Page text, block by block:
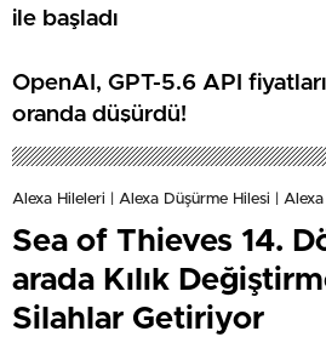
ile başladı
OpenAI, GPT-5.6 API
oranda düşürdü!
Alexa Hileleri | Alexa Düşürme Hilesi | Alexa
Sea of Thieves 14.
arada Kılık
Silahlar Getiriyor